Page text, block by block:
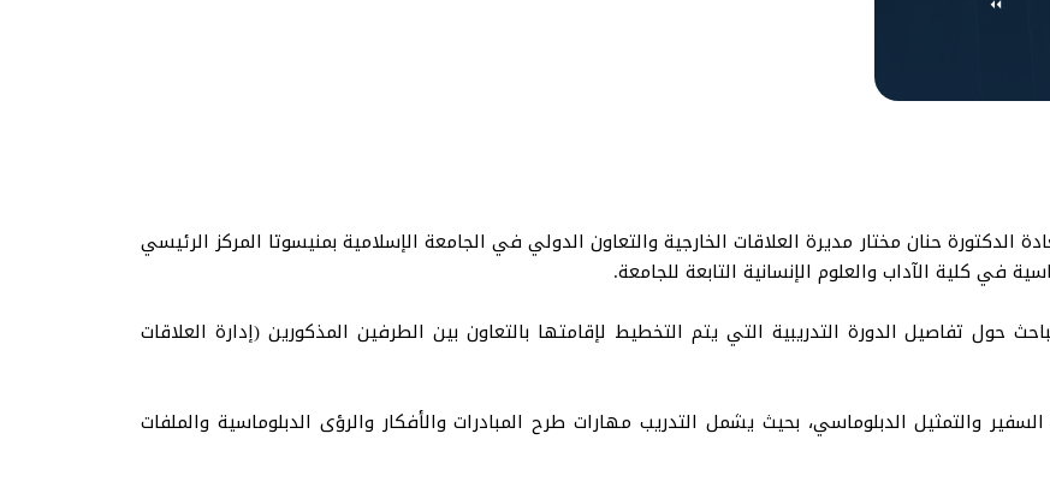
الخميس الموافق 21 آذار مارس 2024م سعادة الدكتورة حنان مختار مديرة العلاقات الخارجية والتعاون الدولي في الجامعة الإسلامية بمنيسوتا المركز الرئيسي
في كلية الآداب والعلوم الإنسانية التابعة للجامعة.
حول تفاصيل الدورة التدريبية التي يتم التخطيط لإقامتها بالتعاون بين الطرفين المذكورين (إدارة العلاقات
والتمثيل الدبلوماسي، بحيث يشمل التدريب مهارات طرح المبادرات والأفكار والرؤى الدبلوماسية والملفات